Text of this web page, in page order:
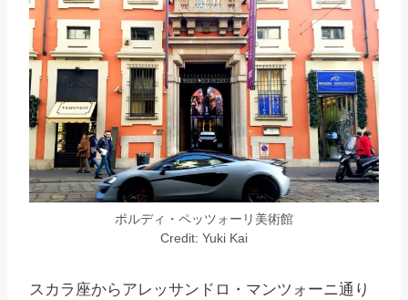
ポルディ・ペッツォーリ美術館
Credit: Yuki Kai
スカラ座からアレッサンドロ・マンツォーニ通り